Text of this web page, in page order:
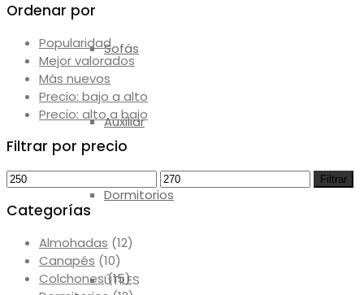
Sofás
Auxiliar
Dormitorios
ÚTILES
Ordenar por
Popularidad
Mejor valorados
Más nuevos
Precio: bajo a alto
Precio: alto a bajo
Filtrar por precio
Precio
Precio
máximo
Filtrar
Categorías
Almohadas (12)
Canapés (10)
Colchones (15)